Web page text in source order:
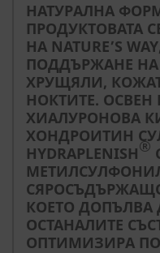
НАТУРАЛНА
ПРОДУКТОВАТА
НА NATURE’S
ПОДДЪРЖАНЕ НА
ХРУЩЯЛИ,
НОКТИТЕ. ОСВЕН
ХИАЛУРОНОВА
ХОНДРОИТИН
HYDRAPLENISH®
КОЕТО ДОПЪЛВА
ОСТАНАЛИТЕ
ОПТИМИЗИРА